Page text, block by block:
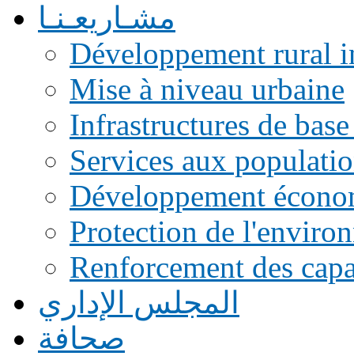
مشـاريعـنـا
Développement rural
Mise à niveau urbaine
Infrastructures de
Services aux
Développement
Protection de
Renforcement des
المجلس الإداري
صحافة